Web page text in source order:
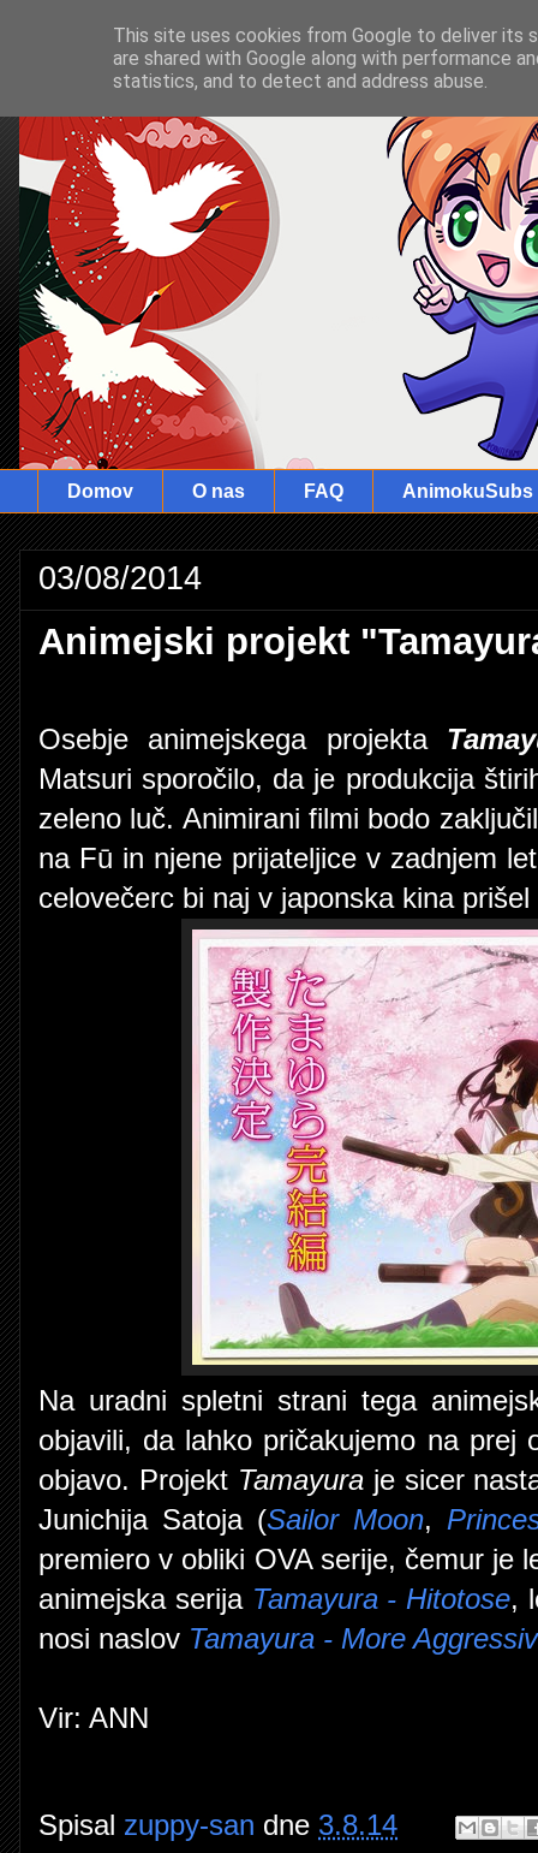
Domov O nas FAQ AnimokuSubs
03/08/2014
Animejski projekt
Osebje animejskega projekta
Matsuri sporočilo, da je produkcija
zeleno luč. Animirani filmi bodo
na Fū in njene prijateljice v zadnjem
celovečerc bi naj v japonska kina
Na uradni spletni strani tega
objavili, da lahko pričakujemo na prej
objavo. Projekt Tamayuraje sicer
Junichija Satoja(Sailor Moon,
premiero v obliki OVA serije, čemur je
animejska serija Tamayura - Hitotose,
nosi naslov Tamayura - More
Vir: ANN
Spisal zuppy-san dne 3.8.14
This site uses cookies from Google to deliver its
are shared with Google along with performance
statistics, and to detect and address abuse.